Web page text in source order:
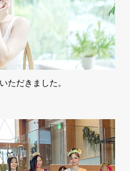
ただきました。